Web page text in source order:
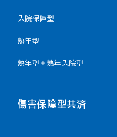
入院保障型
熟年型
熟年型＋熟年入院型
傷害保障型共済